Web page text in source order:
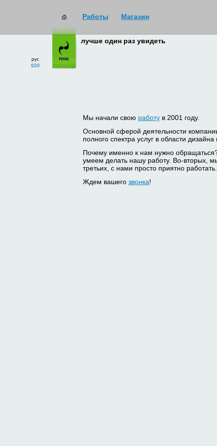
Работы Магазин
eng
лучше один раз увидеть
Мы начали свою работув 2001 году.
Основной сферой деятельности
полного спектра услуг в области
Почему именно к нам нужно
умеем делать нашу работу. Во-вторых,
третьих, с нами просто приятно работать.
Ждем вашего звонка!